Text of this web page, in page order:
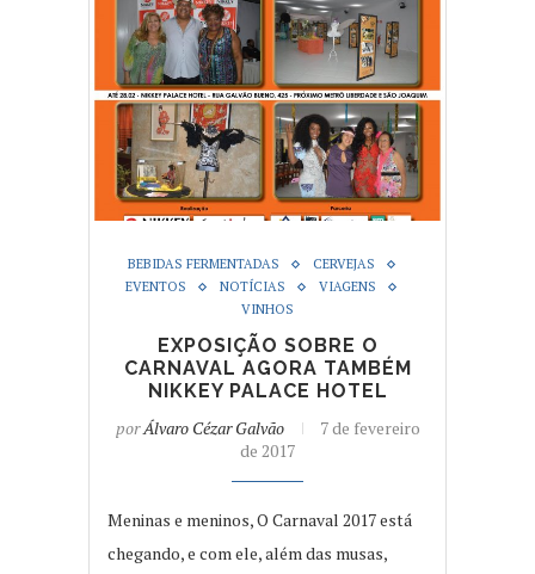
BEBIDAS FERMENTADAS
CERVEJAS
EVENTOS
NOTÍCIAS
VIAGENS
VINHOS
EXPOSIÇÃO SOBRE O
CARNAVAL AGORA TAMBÉM
NIKKEY PALACE HOTEL
porÁlvaro Cézar Galvão
7 de fevereiro
de 2017
Meninas e meninos, O Carnaval 2017 está
chegando, e com ele, além das musas,